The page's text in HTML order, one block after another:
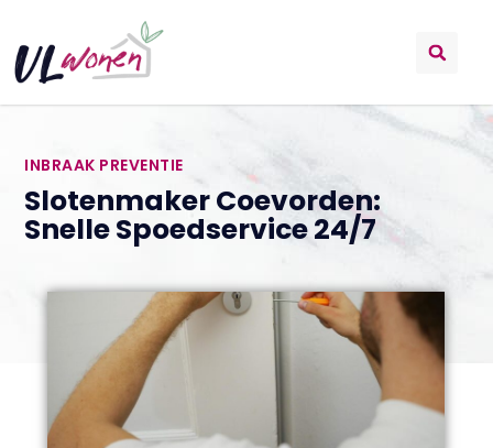
INBRAAK PREVENTIE
Slotenmaker Coevorden:
Snelle Spoedservice 24/7